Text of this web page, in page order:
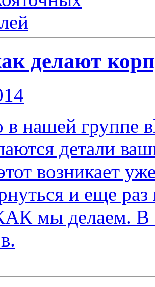
делают
в нашей группе
детали
возникает
и еще раз
мы делаем. В